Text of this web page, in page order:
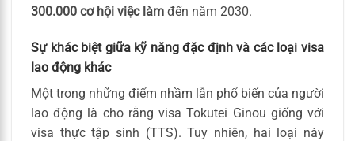
300.000 cơ hội việc làm đến năm 2030.
Sự khác biệt giữa kỹ năng đặc định và các loại visa
lao động khác
Một trong những điểm nhầm lẫn phổ biến của người
lao động là cho rằng visa Tokutei Ginou giống với
visa thực tập sinh (TTS). Tuy nhiên, hai loại này